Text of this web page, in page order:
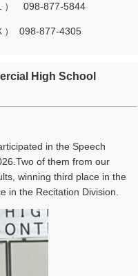
098-877-5844
098-877-4305
High School
in the Speech
of them from our
winning third place in the
in the Recitation Division.